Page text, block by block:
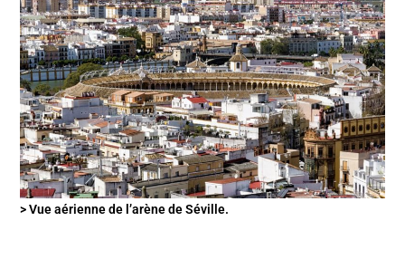
> Vue aérienne de l’arène de Séville.